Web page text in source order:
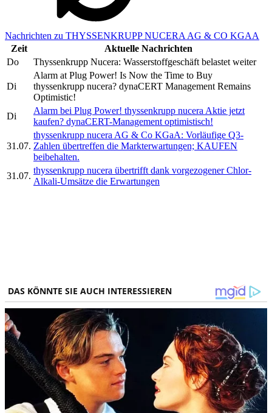
Nachrichten zu THYSSENKRUPP NUCERA AG & CO KGAA
Zeit
Aktuelle Nachrichten
Do
Thyssenkrupp Nucera: Wasserstoffgeschäft belastet weiter
Di
Alarm at Plug Power! Is Now the Time to Buy
thyssenkrupp nucera? dynaCERT Management Remains
Optimistic!
Di
Alarm bei Plug Power! thyssenkrupp nucera Aktie jetzt
kaufen? dynaCERT-Management optimistisch!
31.07.
thyssenkrupp nucera AG & Co KGaA: Vorläufige Q3-
Zahlen übertreffen die Markterwartungen; KAUFEN
beibehalten.
31.07.
thyssenkrupp nucera übertrifft dank vorgezogener Chlor-
Alkali-Umsätze die Erwartungen